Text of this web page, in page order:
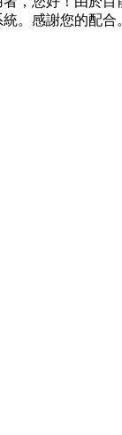
。感謝您的配合